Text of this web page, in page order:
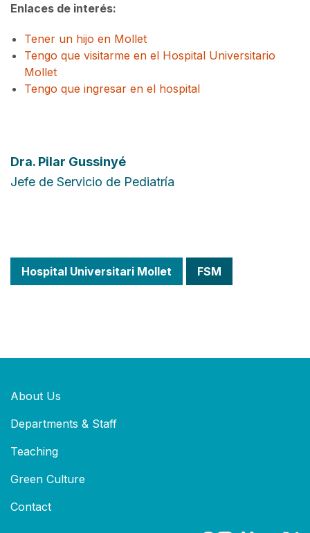
Enlaces de interés:
Tener un hijo en Mollet
Tengo que visitarme en el Hospital Universitario
Mollet
Tengo que ingresar en el hospital
Dra. Pilar Gussinyé
Jefe de Servicio de Pediatría
Hospital Universitari Mollet FSM
About Us
Departments & Staff
Teaching
Green Culture
Contact